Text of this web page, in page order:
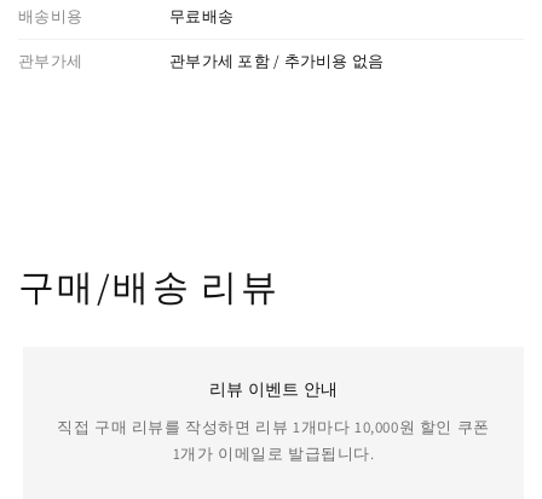
배송비용 무료배송
관부가세 관부가세 포함 / 추가비용 없음
구매/배송 리뷰
리뷰 이벤트 안내
직접 구매 리뷰를 작성하면 리뷰 1개마다 10,000원 할인 쿠폰
1개가 이메일로 발급됩니다.